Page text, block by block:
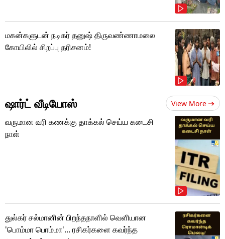
மகன்களுடன் நடிகர் தனுஷ் திருவண்ணாமலை
கோயிலில் சிறப்பு தரிசனம்!
ஷார்ட் வீடியோஸ் View More
வருமான வரி கணக்கு தாக்கல் செய்ய கடைசி
நாள்
துல்கர் சல்மானின் பிறந்தநாளில் வெளியான
'பொம்மா பொம்மா'... ரசிகர்களை கவர்ந்த